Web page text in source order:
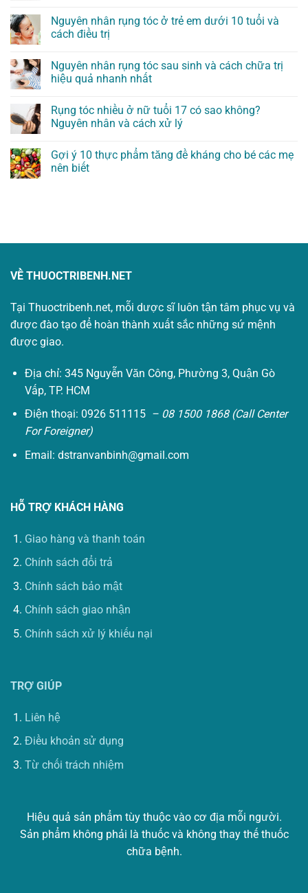
Nguyên nhân rụng tóc ở trẻ em dưới 10 tuổi và
cách điều trị
Nguyên nhân rụng tóc sau sinh và cách chữa trị
hiệu quả nhanh nhất
Rụng tóc nhiều ở nữ tuổi 17 có sao không?
Nguyên nhân và cách xử lý
Gợi ý 10 thực phẩm tăng đề kháng cho bé các mẹ
nên biết
VỀ THUOCTRIBENH.NET
Tại Thuoctribenh.net, mỗi dược sĩ luôn tận tâm phục vụ và
được đào tạo để hoàn thành xuất sắc những sứ mệnh
được giao.
Địa chỉ: 345 Nguyễn Văn Công, Phường 3, Quận Gò
Vấp, TP. HCM
Điện thoại: 0926 511115 – 08 1500 1868 (Call Center
For Foreigner)
Email: dstranvanbinh@gmail.com
HỖ TRỢ KHÁCH HÀNG
Giao hàng và thanh toán
Chính sách đổi trả
Chính sách bảo mật
Chính sách giao nhận
Chính sách xử lý khiếu nại
TRỢ GIÚP
Liên hệ
Điều khoản sử dụng
Từ chối trách nhiệm
Hiệu quả sản phẩm tùy thuộc vào cơ địa mỗi người.
Sản phẩm không phải là thuốc và không thay thế thuốc
chữa bệnh.